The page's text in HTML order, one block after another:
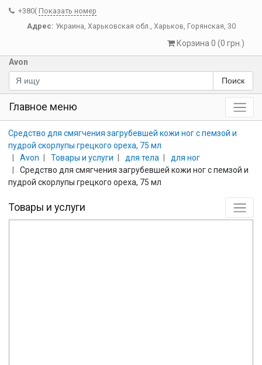
+380( Показать номер
Адрес: Украина, Харьковская обл., Харьков, Горянская, 30
Корзина 0 (0 грн.)
Avon
Поиск
Главное меню
Средство для смягчения загрубевшей кожи ног с пемзой и
пудрой скорлупы грецкого ореха, 75 мл
Avon
Товары и услуги для тела
для ног
Средство для смягчения загрубевшей кожи ног с пемзой и
пудрой скорлупы грецкого ореха, 75 мл
Товары и услуги